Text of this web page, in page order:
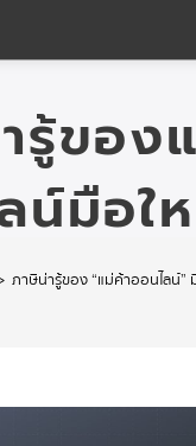
รู้ของ
น์มือใ
ภาษีน่ารู้ของ “แม่ค้าออนไลน์”